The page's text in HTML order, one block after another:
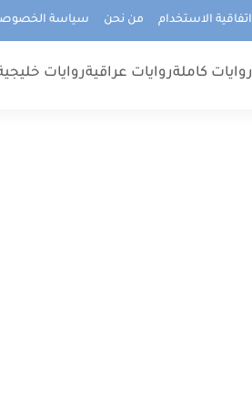
اتفاقية الاستخدام من نحن سياسة
روايات كاملةروايات عراقيةروايات